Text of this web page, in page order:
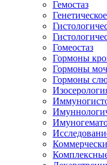
Гемостаз
Гомеостаз
Гормоны
Гормоны
Гормоны